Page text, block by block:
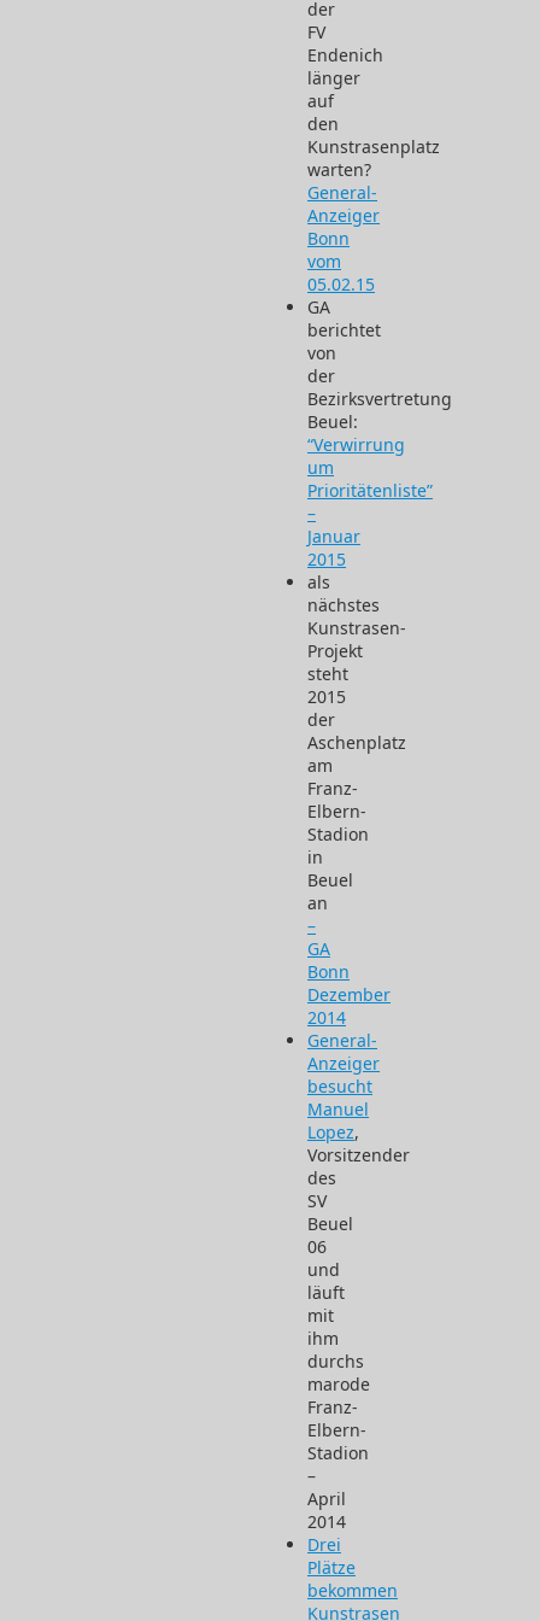
der
FV
Endenich
länger
auf
den
Kunstrasenplatz
warten?
General-
Anzeiger
Bonn
vom
05.02.15
GA
berichtet
von
der
Bezirksvertretung
Beuel:
“Verwirrung
um
Prioritätenliste”
–
Januar
2015
als
nächstes
Kunstrasen-
Projekt
steht
2015
der
Aschenplatz
am
Franz-
Elbern-
Stadion
in
Beuel
an
–
GA
Bonn
Dezember
2014
General-
Anzeiger
besucht
Manuel
Lopez,
Vorsitzender
des
SV
Beuel
06
und
läuft
mit
ihm
durchs
marode
Franz-
Elbern-
Stadion
–
April
2014
Drei
Plätze
bekommen
Kunstrasen